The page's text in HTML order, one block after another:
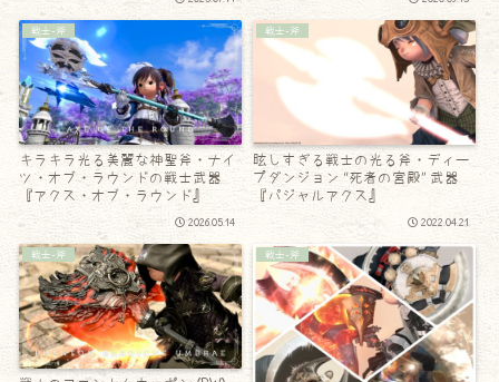
戦士-斧
キラキラ光る美麗な神聖斧・ナイ
ツ・オブ・ラウンドの戦士武器
『アクス・オブ・ラウンド』
2026.05.14
戦士-斧
眩しすぎる戦士の光る斧・ディー
プダンジョン “死者の宮殿” 武器
『パジャルアクス』
2022.04.21
戦士-斧 戦士-斧